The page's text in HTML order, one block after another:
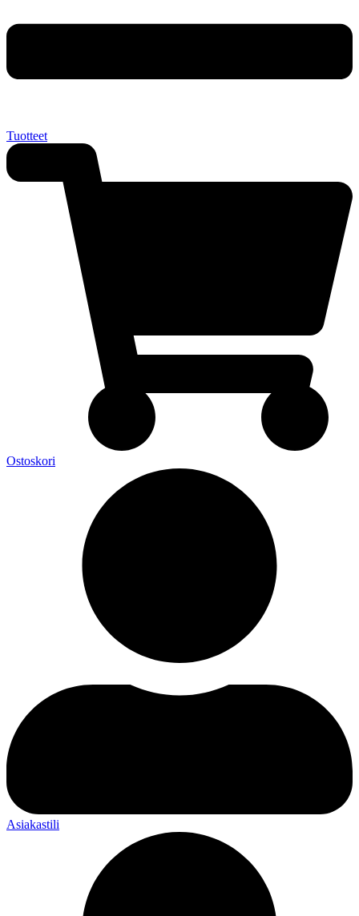
Tuotteet
Ostoskori
Asiakastili